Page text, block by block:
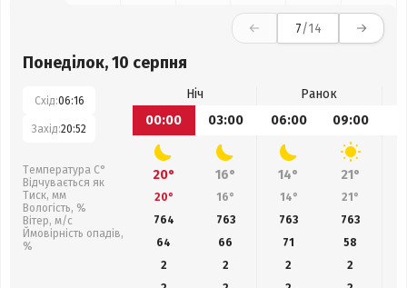
7/14
Понеділок, 10 серпня
Схід:06:16
Захід:20:52
Температура С°
Відчувається як
Тиск, мм
Вологість, %
Вітер, м/с
Ймовірність опадів,
%
Ніч
Ранок
00:00
03:00 06:00 09:00
20° 16° 14° 21°
20° 16° 14° 21°
764
763 763 763
64
66 71 58
2
2 2
2